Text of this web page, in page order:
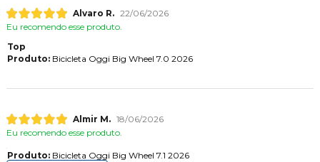
Alvaro R. 22/06/2026
Eu recomendo esse produto.
Top
Produto:Bicicleta Oggi Big Wheel 7.0 2026
Almir M. 18/06/2026
Eu recomendo esse produto.
Produto:Bicicleta Oggi Big Wheel 7.1 2026